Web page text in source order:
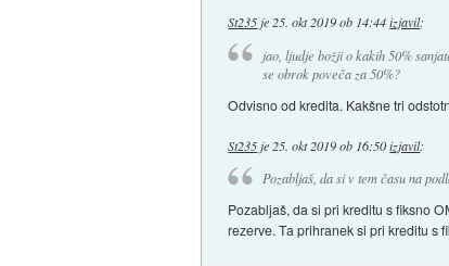
St235je25. okt 2019 ob 14:44 izjavil:
jao, ljudje božji o kakih 50%
se obrok poveča za 50%?
Odvisno od kredita. Kakšne tri
St235 je 25. okt 2019 ob 16:50 izjavil:
Pozabljaš, da si v tem času na
Pozabljaš, da si pri kreditu s fiksno
rezerve. Ta prihranek si pri kreditu s